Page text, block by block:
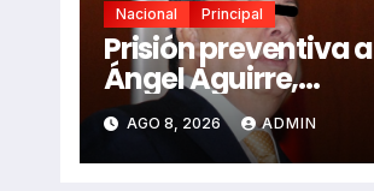
Nacional Principal
Prisión preventiva a
Ángel Aguirre,
exgobernador de
Guerrero, por caso
Ayotzinapa
AGO 8, 2026 ADMIN